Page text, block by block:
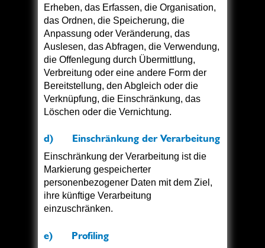
Erheben, das Erfassen, die Organisation,
das Ordnen, die Speicherung, die
Anpassung oder Veränderung, das
Auslesen, das Abfragen, die Verwendung,
die Offenlegung durch Übermittlung,
Verbreitung oder eine andere Form der
Bereitstellung, den Abgleich oder die
Verknüpfung, die Einschränkung, das
Löschen oder die Vernichtung.
d) Einschränkung der Verarbeitung
Einschränkung der Verarbeitung ist die
Markierung gespeicherter
personenbezogener Daten mit dem Ziel,
ihre künftige Verarbeitung
einzuschränken.
e) Profiling